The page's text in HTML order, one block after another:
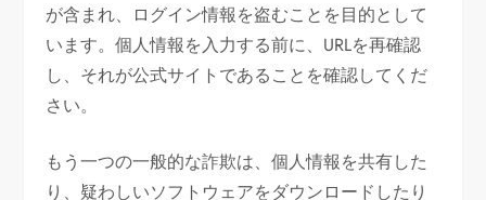
が含まれ、ログイン情報を盗むことを目的として
います。個人情報を入力する前に、URLを再確認
し、それが公式サイトであることを確認してくだ
さい。
もう一つの一般的な詐欺は、個人情報を共有した
り、疑わしいソフトウェアをダウンロードしたり